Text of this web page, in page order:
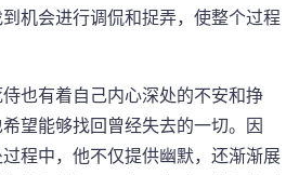
机会进行调侃和捉弄，使整个过程
也有着自己内心深处的不安和挣
望能够找回曾经失去的一切。因
程中，他不仅提供幽默，还渐渐展